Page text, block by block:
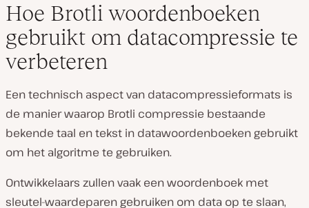
Hoe Brotli woordenboeken
gebruikt om datacompressie te
verbeteren
Een technisch aspect van datacompressieformats is
de manier waarop Brotli compressie bestaande
bekende taal en tekst in datawoordenboeken gebruikt
om het algoritme te gebruiken.
Ontwikkelaars zullen vaak een woordenboek met
sleutel-waardeparen gebruiken om data op te slaan,